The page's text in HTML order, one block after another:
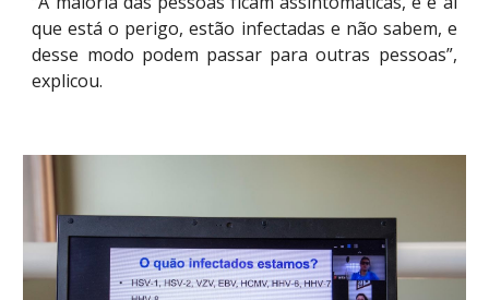
que está o perigo, estão infectadas e não sabem, e
desse modo podem passar para outras pessoas”,
explicou.